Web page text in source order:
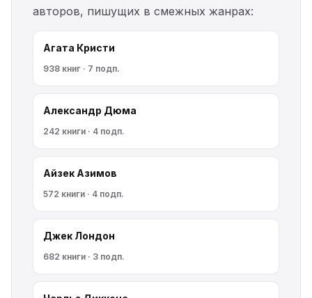
авторов, пишущих в смежных жанрах:
Агата Кристи
938 книг · 7 подп.
Александр Дюма
242 книги · 4 подп.
Айзек Азимов
572 книги · 4 подп.
Джек Лондон
682 книги · 3 подп.